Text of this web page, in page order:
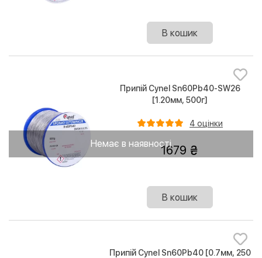
В кошик
Немає в наявності
Припій Cynel Sn60Pb40-SW26
[1.20мм, 500г]
4 оцінки
1679
В кошик
Припій Cynel Sn60Pb40 [0.7мм, 250